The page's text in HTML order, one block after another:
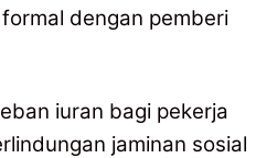
dengan pemberi
iuran bagi pekerja
jaminan sosial